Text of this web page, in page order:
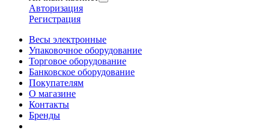
Авторизация
Регистрация
Весы электронные
Упаковочное оборудование
Торговое оборудование
Банковское оборудование
Покупателям
О магазине
Контакты
Бренды